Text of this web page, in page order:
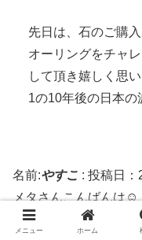
先日は、石のご購
オーリングをチャ
して頂き嬉しく思
1の10年後の日本の
名前:やすこ : 投稿日：
メタさんこんばんは☺️
完全な感覚のみで・・
メニュー ホーム